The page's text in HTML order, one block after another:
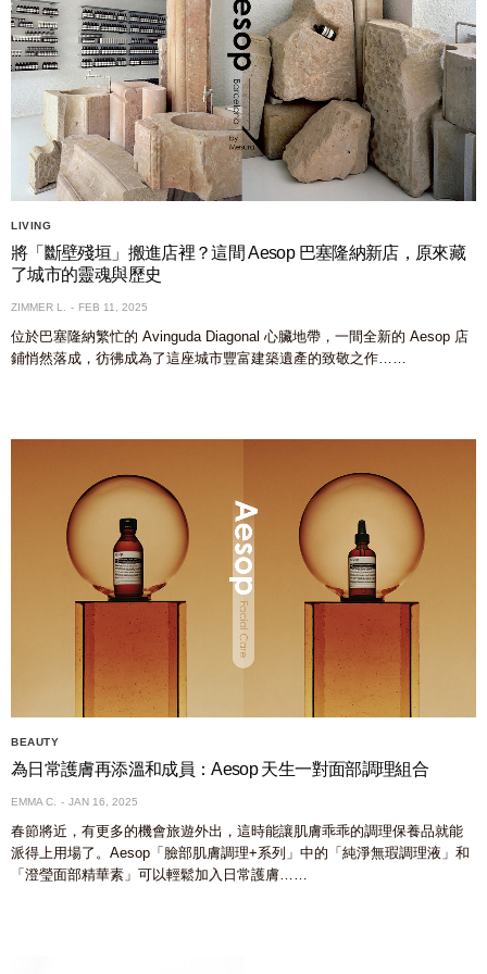
LIVING
將「斷壁殘垣」搬進店裡？這間 Aesop 巴塞隆納新店，原來藏
了城市的靈魂與歷史
ZIMMER L. FEB 11, 2025
位於巴塞隆納繁忙的 Avinguda Diagonal 心臟地帶，一間全新的 Aesop 店
鋪悄然落成，彷彿成為了這座城市豐富建築遺產的致敬之作……
BEAUTY
為日常護膚再添溫和成員：Aesop 天生一對面部調理組合
EMMA C. JAN 16, 2025
春節將近，有更多的機會旅遊外出，這時能讓肌膚乖乖的調理保養品就能
派得上用場了。Aesop「臉部肌膚調理+系列」中的「純淨無瑕調理液」和
「澄瑩面部精華素」可以輕鬆加入日常護膚……